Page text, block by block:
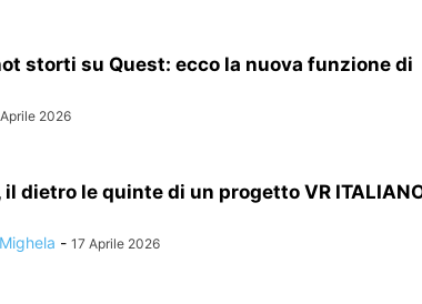
storti su Quest: ecco la nuova funzione di
2026
il dietro le quinte di un progetto VR
- 17 Aprile 2026